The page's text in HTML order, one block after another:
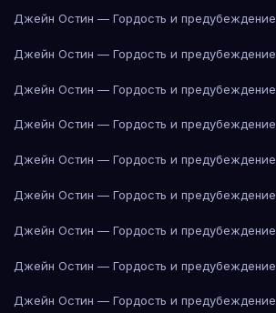
Джейн Остин — Гордость и предубеждение
Джейн Остин — Гордость и предубеждение
Джейн Остин — Гордость и предубеждение
Джейн Остин — Гордость и предубеждение
Джейн Остин — Гордость и предубеждение
Джейн Остин — Гордость и предубеждение
Джейн Остин — Гордость и предубеждение
Джейн Остин — Гордость и предубеждение
Джейн Остин — Гордость и предубеждение